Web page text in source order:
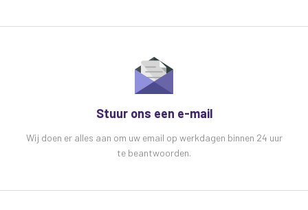
Stuur ons een e-mail
Wij doen er alles aan om uw email op werkdagen binnen 24 uur
te beantwoorden.